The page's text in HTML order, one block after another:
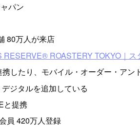
パン
80万人が来店
RESERVE® ROASTERY TOKYO｜
したり、モバイル・オーダー・アン
ジタルを追加している
と提携
員 420万人登録